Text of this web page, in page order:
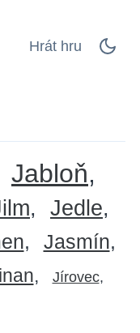
Hrát hru
Jabloň
Jedle
Jasmín
Jírovec